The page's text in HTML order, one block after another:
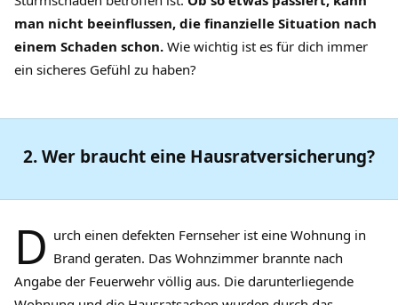
man nicht beeinflussen, die finanzielle Situation nach
einem Schaden schon. Wie wichtig ist es für dich immer
ein sicheres Gefühl zu haben?
2. Wer braucht eine Hausratversicherung?
D urch einen defekten Fernseher ist eine Wohnung in
Brand geraten. Das Wohnzimmer brannte nach
Angabe der Feuerwehr völlig aus. Die darunterliegende